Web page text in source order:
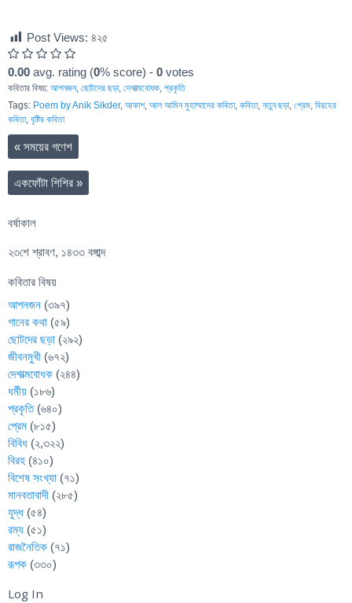
Post Views: ৪২৫
0.00 avg. rating (0% score) - 0 votes
কবিতার বিষয়: আপনজন, ছোটদের ছড়া, দেশাত্মবোধক, প্রকৃতি
Tags: Poem by Anik Sikder, আকাশ, আল আমিন মুহাম্মাদের কবিতা, কবিতা, নতুন ছড়া, প্রেম বিরহের
কবিতা, বৃষ্টির কবিতা
« সময়ের গণেশ
একফোঁটা শিশির »
বর্ষাকাল
২৩শে শ্রাবণ, ১৪৩৩ বঙ্গাব্দ
কবিতার বিষয়
আপনজন (৩৯৭)
গানের কথা (৫৯)
ছোটদের ছড়া (২৯২)
জীবনমুখী (৬৭২)
দেশাত্মবোধক (২৪৪)
ধর্মীয় (১৮৬)
প্রকৃতি(৬৪০)
প্রেম (৮১৫)
বিবিধ (২,৩২২)
বিরহ (৪১০)
বিশেষ সংখ্যা (৭১)
মানবতাবাদী (২৮৫)
যুদ্ধ (৫৪)
রম্য (৫১)
রাজনৈতিক (৭১)
রূপক (৩৩০)
Log In